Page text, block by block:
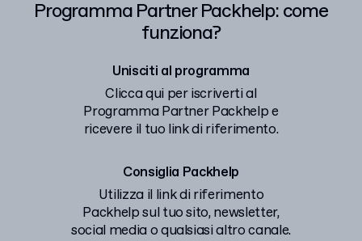
Programma Partner Packhelp: come
funziona?
Unisciti al programma
Clicca qui per iscriverti al
Programma Partner Packhelp e
ricevere il tuo link di riferimento.
Consiglia Packhelp
Utilizza il link di riferimento
Packhelp sul tuo sito, newsletter,
social media o qualsiasi altro canale.